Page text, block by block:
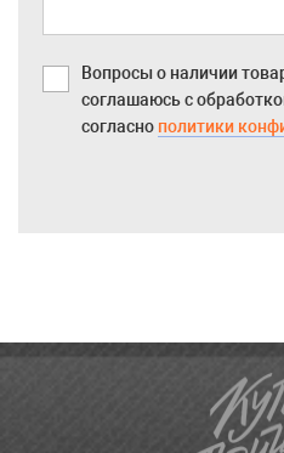
Вопросы о наличии
соглашаюсь с
согласно политики